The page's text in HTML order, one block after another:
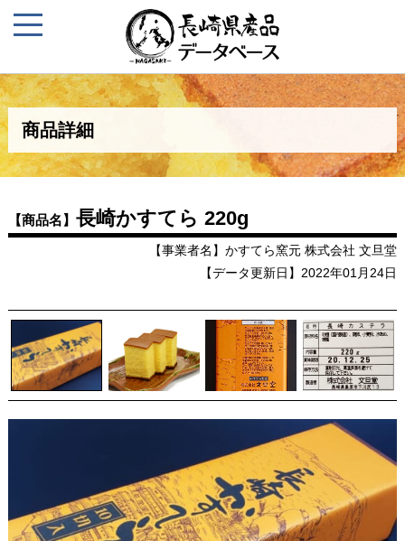
商品詳細
【商品名】 長崎かすてら 220g
【事業者名】かすてら窯元 株式会社 文旦堂
【データ更新日】2022年01月24日